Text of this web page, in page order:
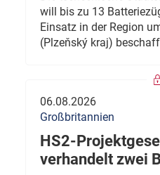
will bis zu 13
Einsatz in der Region
(Plzeňský kraj)
06.08.2026
Großbritannien
HS2-
verhandelt zwei